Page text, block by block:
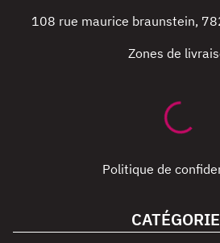
108 rue maurice braunstein,
Zones de
Politique de